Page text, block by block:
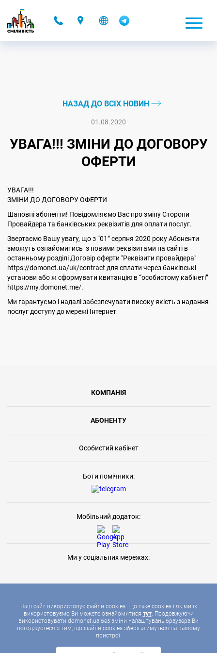
Наш сайт використовує файли cookies. Що таке cookies і як ми їх
використовуємо Ви можете ознайомитися тут. Продовжуючи
використовувати domonet.ua без зміни налаштувань браузера Ви
погоджуєтеся з тим, що файли cookies зберігатимуться на вашому
пристрої.
НАЗАД ДО ВСІХ НОВИН
01.08.2020
УВАГА!!! ЗМІНИ ДО ДОГОВОРУ
ОФЕРТИ
УВАГА!!!
ЗМІНИ ДО ДОГОВОРУ ОФЕРТИ
Шановні абоненти! Повідомляємо Вас про зміну Сторони
Провайдера та банківських реквізитів для оплати послуг.
Звертаємо Вашу увагу, що з “01” серпня 2020 року Абоненти
зможуть ознайомитись з новими реквізитами на сайті в
останньому розділі Договір оферти "Реквізити провайдера"
https://domonet.ua/uk/contract для сплати через банківські
установи або ж сформувати квитанцію в “особистому кабінеті”
https://my.domonet.me/.
Ми гарантуємо і надалі забезпечувати високу якість з надання
послуг доступу до мережі Інтернет
КОМПАНІЯ
АБОНЕНТУ
Особистий кабінет
Боти помічники:
Мобільний додаток:
Ми у соціальних мережах:
2026 © ДОМОНЕТ, УСІ ПРАВА ЗАХИЩЕНІ